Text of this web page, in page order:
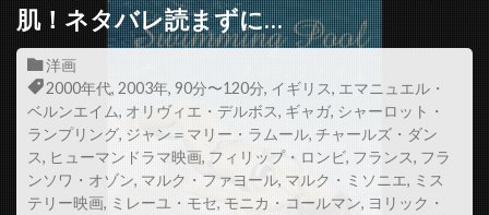
ジル・バローニ
ジーナ・マッキー
スウェーデン
スカイダンス・プロダクションズ
スカンヤー・ウォンサターバット
スカーレット・ヨハンソン
スキップ・ウッズ
スキャットマン・クローザース
スクエア・ペグ
スコット・Z・バーンズ
肌！ネタバレ読まずに…
洋画
2000年代, 2003年, 90分〜120分, イギリス, エマニュエル・
ベルンエイム, オリヴィエ・デルボス, ギャガ, シャーロット・
ランプリング, ジャン＝マリー・ラムール, チャールズ・ダン
ス, ヒューマンドラマ映画, フィリップ・ロンビ, フランス, フラ
ンソワ・オゾン, マルク・ファヨール, マルク・ミソニエ, ミス
テリー映画, ミレーユ・モセ, モニカ・コールマン, ヨリック・